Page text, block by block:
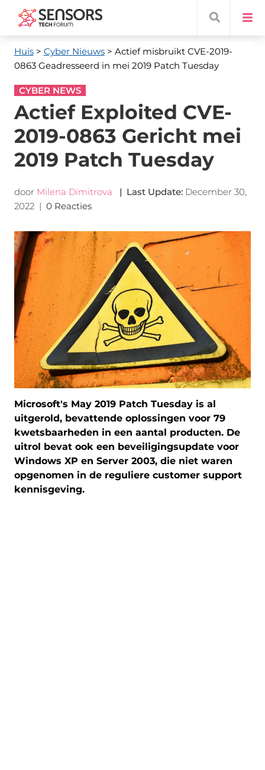
Huis> Cyber ​​Nieuws> Actief misbruikt CVE-2019-
0863 Geadresseerd in mei 2019 Patch Tuesday
CYBER NEWS
Actief Exploited CVE-
2019-0863 Gericht mei
2019 Patch Tuesday
door Milena Dimitrova | Last Update: December 30,
2022| 0 Reacties
Microsoft's May 2019 Patch Tuesday is al
uitgerold, bevattende oplossingen voor 79
kwetsbaarheden in een aantal producten. De
uitrol bevat ook een beveiligingsupdate voor
Windows XP en Server 2003, die niet waren
opgenomen in de reguliere customer support
kennisgeving.